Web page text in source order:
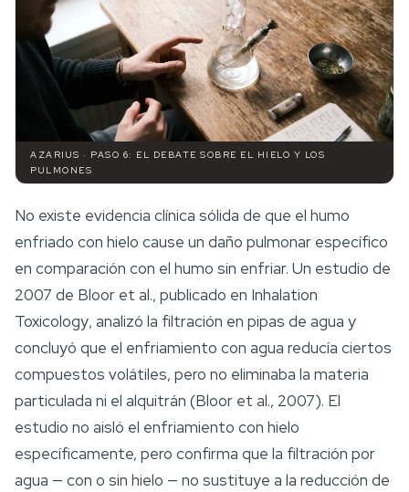
AZARIUS · PASO 6: EL DEBATE SOBRE EL HIELO Y LOS
PULMONES
No existe evidencia clínica sólida de que el humo
enfriado con hielo cause un daño pulmonar específico
en comparación con el humo sin enfriar. Un estudio de
2007 de Bloor et al., publicado en Inhalation
Toxicology, analizó la filtración en pipas de agua y
concluyó que el enfriamiento con agua reducía ciertos
compuestos volátiles, pero no eliminaba la materia
particulada ni el alquitrán (Bloor et al., 2007). El
estudio no aisló el enfriamiento con hielo
específicamente, pero confirma que la filtración por
agua — con o sin hielo — no sustituye a la reducción de